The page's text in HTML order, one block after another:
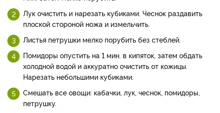
Лук очистить и нарезать кубиками. Чеснок раздавить
плоской стороной ножа и измельчить.
Листья петрушки мелко порубить без стеблей.
Помидоры опустить на 1 мин. в кипяток, затем обдать
холодной водой и аккуратно очистить от кожицы.
Нарезать небольшими кубиками.
Смешать все овощи: кабачки, лук, чеснок, помидоры,
петрушку.